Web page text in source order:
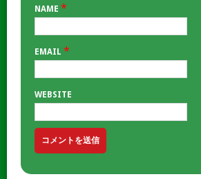
NAME *
EMAIL *
WEBSITE